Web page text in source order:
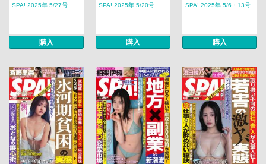
SPA! 2025年 5/27号
購入
SPA! 2025年 5/20号
購入
SPA! 2025年 5/6・13号
購入